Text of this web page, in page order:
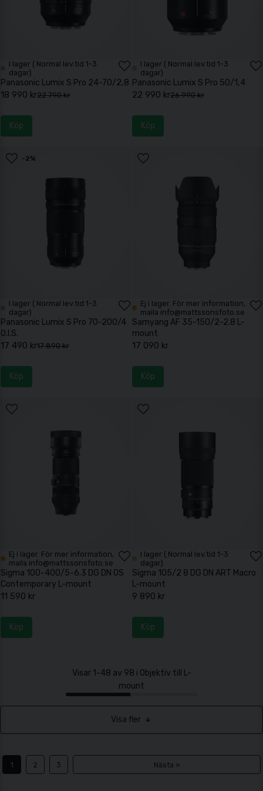
I lager ( Normal lev.tid 1-3
dagar)
Panasonic Lumix S Pro 24-70/2,8
22 790 kr
18 990 kr
Köp
I lager ( Normal lev.tid 1-3
dagar)
Panasonic Lumix S Pro 50/1,4
26 990 kr
22 990 kr
Köp
I lager ( Normal lev.tid 1-3
dagar)
Panasonic Lumix S Pro 70-200/4
O.I.S.
17 890 kr
17 490 kr
Köp
-2%
Ej i lager. För mer information,
maila info@mattssonsfoto.se
Samyang AF 35-150/2-2.8 L-
mount
17 090 kr
Köp
Ej i lager. För mer information,
maila info@mattssonsfoto.se
Sigma 100-400/5-6.3 DG DN OS
Contemporary L-mount
11 590 kr
Köp
I lager ( Normal lev.tid 1-3
dagar)
Sigma 105/2 8 DG DN ART Macro
L-mount
9 890 kr
Köp
Visar 1-48 av 98 i Objektiv till L-
mount
Visa fler
1 2 3 Nästa »